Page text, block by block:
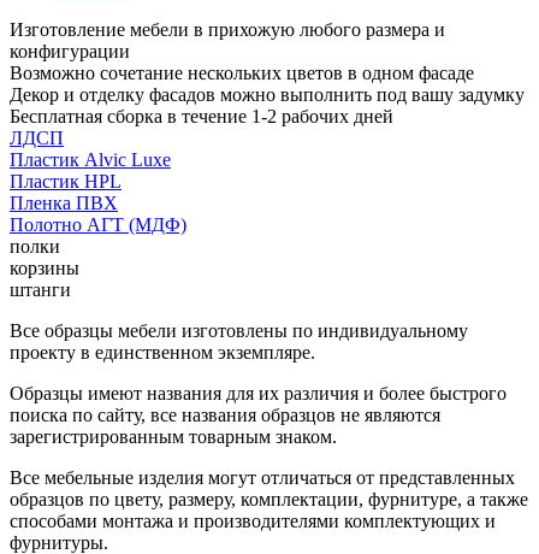
Изготовление мебели в прихожую любого размера и
конфигурации
Возможно сочетание нескольких цветов в одном фасаде
Декор и отделку фасадов можно выполнить под вашу задумку
Бесплатная сборка в течение 1-2 рабочих дней
ЛДСП
Пластик Alvic Luxe
Пластик HPL
Пленка ПВХ
Полотно АГТ (МДФ)
полки
корзины
штанги
Все образцы мебели изготовлены по индивидуальному
проекту в единственном экземпляре.
Образцы имеют названия для их различия и более быстрого
поиска по сайту, все названия образцов не являются
зарегистрированным товарным знаком.
Все мебельные изделия могут отличаться от представленных
образцов по цвету, размеру, комплектации, фурнитуре, а также
способами монтажа и производителями комплектующих и
фурнитуры.